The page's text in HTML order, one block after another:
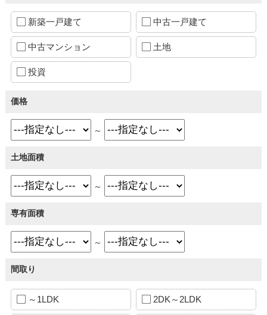
新築一戸建て 中古一戸建て
中古マンション 土地
投資
価格
～
土地面積
～
専有面積
～
間取り
～1LDK 2DK～2LDK